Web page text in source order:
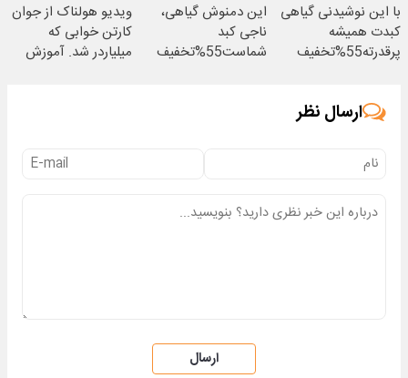
با این نوشیدنی گیاهی
کبدت همیشه
پرقدرته55%تخفیف
این دمنوش گیاهی،
ناجی کبد
شماست55%تخفیف
ویدیو هولناک از جوان
کارتن خوابی که
میلیاردر شد. آموزش
ارسال نظر
ارسال